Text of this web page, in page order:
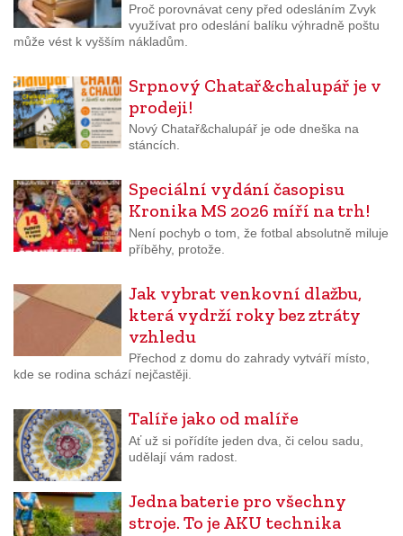
Proč porovnávat ceny před odesláním Zvyk
využívat pro odeslání balíku výhradně poštu
může vést k vyšším nákladům.
Srpnový Chatař&chalupář je v
prodeji!
Nový Chatař&chalupář je ode dneška na
stáncích.
Speciální vydání časopisu
Kronika MS 2026 míří na trh!
Není pochyb o tom, že fotbal absolutně miluje
příběhy, protože.
Jak vybrat venkovní dlažbu,
která vydrží roky bez ztráty
vzhledu
Přechod z domu do zahrady vytváří místo,
kde se rodina schází nejčastěji.
Talíře jako od malíře
Ať už si pořídíte jeden dva, či celou sadu,
udělají vám radost.
Jedna baterie pro všechny
stroje. To je AKU technika